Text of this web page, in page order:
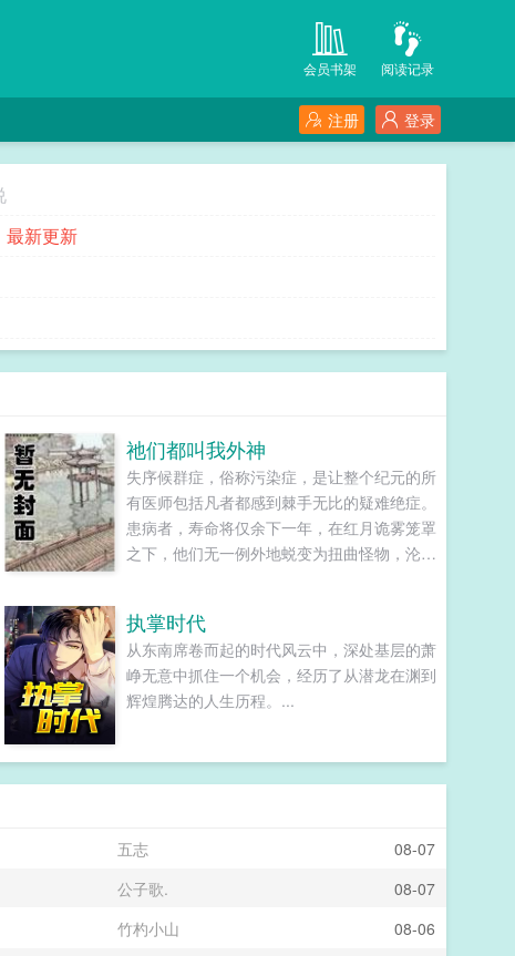
阅读记录
会员书架
登录
注册
最新更新
祂们都叫我外神
失序候群症，俗称污染症，是让整个纪元的所
有医师包括凡者都感到棘手无比的疑难绝症。
患病者，寿命将仅余下一年，在红月诡雾笼罩
之下，他们无一例外地蜕变为扭曲怪物，沦为
时间未知。传染度极高。治疗方法无。病患危
险程度sss。如见到该症群患者，请立即向秩
序部门汇报其行踪，我们将第一时间赶到现场
将其击毙保证群众安全，对于举报成功者，我
口多出一位自告奋勇的失序者。里亚克尔查先
生，我实名举报我自己，申请批准！怎么又是
执掌时代
从东南席卷而起的时代风云中，深处基层的萧
峥无意中抓住一个机会，经历了从潜龙在渊到
辉煌腾达的人生历程。...
五志
08-07
公子歌.
08-07
竹杓小山
08-06